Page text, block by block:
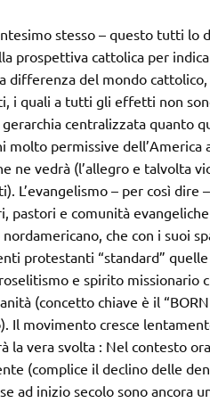
stesso – questo tutti lo
prospettiva cattolica per
differenza del mondo
i quali a tutti gli effetti non
gerarchia centralizzata quanto
molto permissive
ne vedrà (l’allegro e talvolta
L’evangelismo – per così
pastori e comunità
che con i suoi
protestanti “standard”
e spirito missionario
(concetto chiave è il
Il movimento cresce
la vera svolta : Nel contesto
(complice il declino delle
ad inizio secolo sono ancora